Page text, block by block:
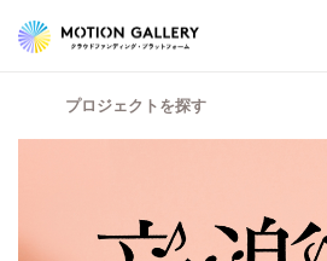
プロジェクトを探す